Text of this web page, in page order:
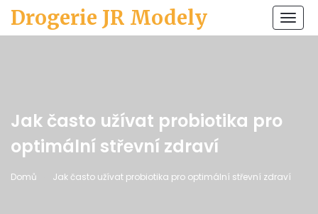
Drogerie JR Modely
Jak často užívat probiotika pro
optimální střevní zdraví
Domů Jak často užívat probiotika pro optimální střevní zdraví